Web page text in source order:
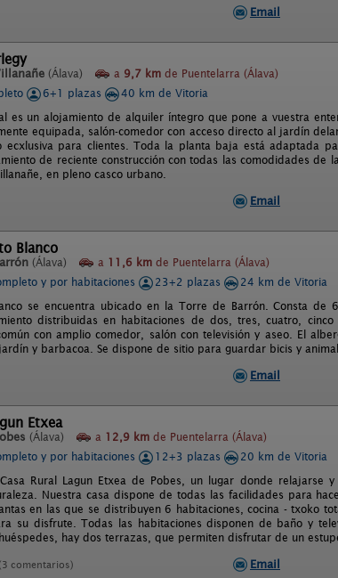
Email
(Álava) a 9,7 km de Puentelarra (Álava)
6+1 plazas
40 km de Vitoria
es un alojamiento de alquiler íntegro que pone a vuestra
equipada, salón-comedor con acceso directo al jardín
ecxlusiva para clientes. Toda la planta baja está adaptada
de reciente construcción con todas las comodidades de
en pleno casco urbano.
Email
Blanco
(Álava) a 11,6 km de Puentelarra (Álava)
y por habitaciones
23+2 plazas
24 km de Vitoria
se encuentra ubicado en la Torre de Barrón. Consta de
distribuidas en habitaciones de dos, tres, cuatro,
con amplio comedor, salón con televisión y aseo. El
y barbacoa. Se dispone de sitio para guardar bicis y
Email
Etxea
(Álava) a 12,9 km de Puentelarra (Álava)
y por habitaciones
12+3 plazas
20 km de Vitoria
Rural Lagun Etxea de Pobes, un lugar donde
Nuestra casa dispone de todas las facilidades para
en las que se distribuyen 6 habitaciones, cocina - txoko
su disfrute. Todas las habitaciones disponen de baño y
hay dos terrazas, que permiten disfrutar de un
(3 comentarios) Email